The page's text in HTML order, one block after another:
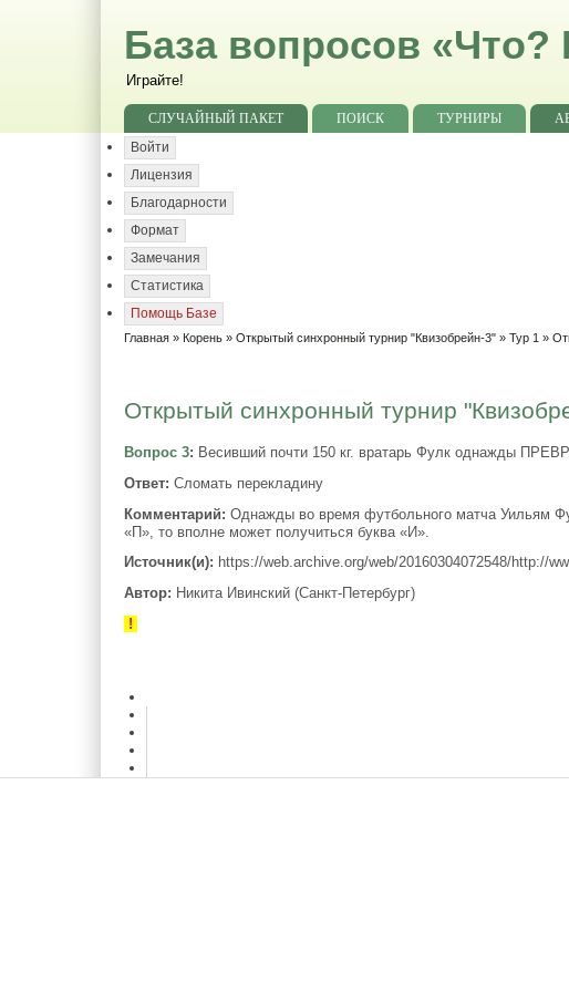
База вопросов «Что?
Играйте!
СЛУЧАЙНЫЙ ПАКЕТ ПОИСК ТУРНИРЫ
Войти
Лицензия
Благодарности
Формат
Замечания
Статистика
Помощь Базе
Главная » Корень »Открытый синхронный турнир "Квизобрейн-3" »Тур 1 »
Открытый синхронный турнир
Вопрос 3: Весивший почти 150 кг. вратарь Фулк однажды
Ответ: Сломать перекладину
Комментарий: Однажды во время футбольного матча Уильям
«П», то вполне может получиться буква «И».
Источник(и): https://web.archive.org/web/20160304072548/http://
Автор: Никита Ивинский (Санкт-Петербург)
!